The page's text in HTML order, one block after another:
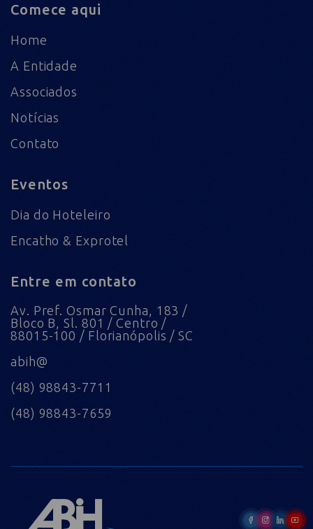
Comece aqui
Home
A Entidade
Associados
Notícias
Contato
Eventos
Dia do Hoteleiro
Encatho & Exprotel
Entre em contato
Av. Pref. Osmar Cunha, 183 /
Bloco B, Sl. 801 / Centro /
88015-100 / Florianópolis / SC
abih@
(48) 98843-7711
(48) 98843-7659